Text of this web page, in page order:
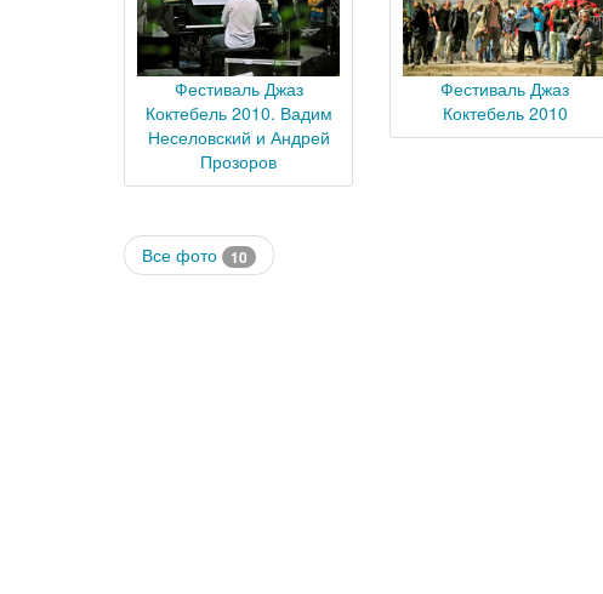
Фестиваль Джаз
Коктебель 2010. Вадим
Неселовский и Андрей
Прозоров
Фестиваль Джаз
Коктебель 2010
Все фото 10